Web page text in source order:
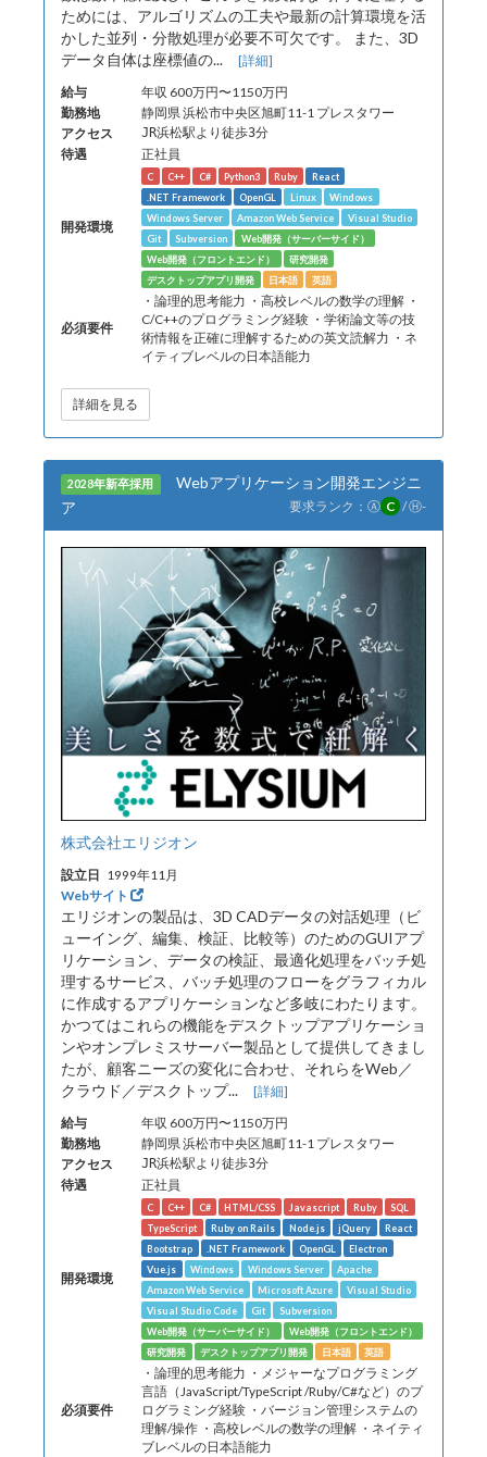
ためには、アルゴリズムの工夫や最新の計算環境を活
かした並列・分散処理が必要不可欠です。 また、3D
データ自体は座標値の... [詳細]
給与
年収 600万円〜1150万円
勤務地
静岡県 浜松市中央区旭町11-1 プレスタワー
アクセス
JR浜松駅より徒歩3分
待遇 正社員
開発環境
C C++ C# Python3 Ruby
React
.NET Framework
OpenGL Linux
Windows
Windows Server
Amazon Web Service
Visual Studio
Git
Subversion
Web開発（サーバーサイド）
Web開発（フロントエンド）
研究開発
デスクトップアプリ開発
日本語 英語
必須要件
・論理的思考能力 ・高校レベルの数学の理解 ・
C/C++のプログラミング経験 ・学術論文等の技
術情報を正確に理解するための英文読解力 ・ネ
イティブレベルの日本語能力
詳細を見る
2028年新卒採用
Webアプリケーション開発エンジニ
ア
要求ランク： Ⓐ C /Ⓗ-
株式会社エリジオン
設立日 1999年11月
Webサイト
エリジオンの製品は、3D CADデータの対話処理（ビ
ューイング、編集、検証、比較等）のためのGUIアプ
リケーション、データの検証、最適化処理をバッチ処
理するサービス、バッチ処理のフローをグラフィカル
に作成するアプリケーションなど多岐にわたります。
かつてはこれらの機能をデスクトップアプリケーショ
ンやオンプレミスサーバー製品として提供してきまし
たが、顧客ニーズの変化に合わせ、それらをWeb／
クラウド／デスクトップ... [詳細]
給与
年収 600万円〜1150万円
勤務地
静岡県 浜松市中央区旭町11-1 プレスタワー
アクセス
JR浜松駅より徒歩3分
待遇 正社員
開発環境
C C++ C# HTML/CSS Javascript Ruby
SQL
TypeScript
Ruby on Rails Node.js jQuery
React
Bootstrap
.NET Framework OpenGL
Electron
Vue.js
Windows Windows Server
Apache
Amazon Web Service
Microsoft Azure
Visual Studio
Visual Studio Code
Git
Subversion
Web開発（サーバーサイド）
Web開発（フロントエンド）
研究開発
デスクトップアプリ開発 日本語 英語
必須要件
・論理的思考能力 ・メジャーなプログラミング
言語（JavaScript/TypeScript /Ruby/C#など）のプ
ログラミング経験 ・バージョン管理システムの
理解/操作 ・高校レベルの数学の理解 ・ネイティ
ブレベルの日本語能力